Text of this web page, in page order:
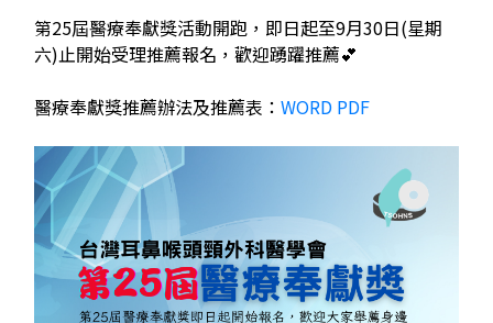
第25屆醫療奉獻獎活動開跑，即日起至9月30日(星期
六)止開始受理推薦報名，歡迎踴躍推薦💕
醫療奉獻獎推薦辦法及推薦表： WORD PDF